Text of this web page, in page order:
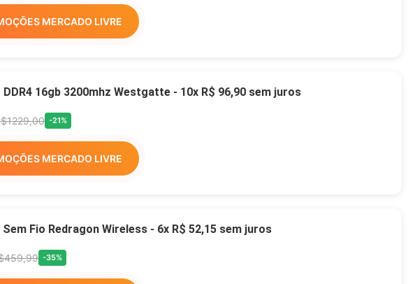
MERCADO LIVRE
DDR4 16gb 3200mhz Westgatte - 10x R$ 96,90 sem juros
-21%
MERCADO LIVRE
Fio Redragon Wireless - 6x R$ 52,15 sem juros
-35%